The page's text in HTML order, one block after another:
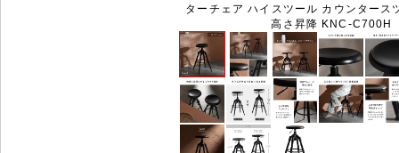
ターチェア ハイスツール カウンタース
高さ昇降 KNC-C700H